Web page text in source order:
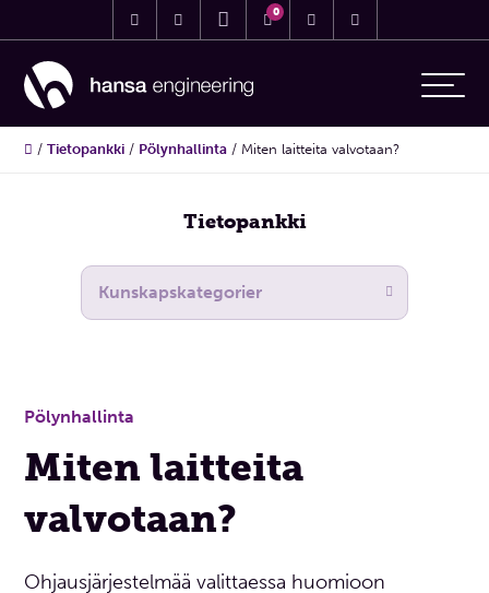
0
/Tietopankki / Pölynhallinta / Miten laitteita valvotaan?
Tietopankki
Pölynhallinta
Miten laitteita
valvotaan?
Ohjausjärjestelmää valittaessa huomioon